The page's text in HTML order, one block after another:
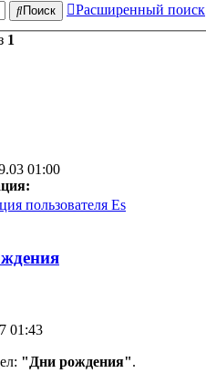
Поиск
Расширенный поиск
1
01:00
пользователя Es
01:43
"Дни рождения".